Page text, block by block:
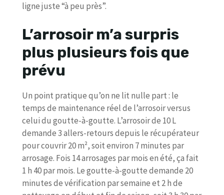
ligne juste “à peu près”.
L’arrosoir m’a surpris
plus plusieurs fois que
prévu
Un point pratique qu’on ne lit nulle part : le
temps de maintenance réel de l’arrosoir versus
celui du goutte-à-goutte. L’arrosoir de 10 L
demande 3 allers-retours depuis le récupérateur
pour couvrir 20 m², soit environ 7 minutes par
arrosage. Fois 14 arrosages par mois en été, ça fait
1 h 40 par mois. Le goutte-à-goutte demande 20
minutes de vérification par semaine et 2 h de